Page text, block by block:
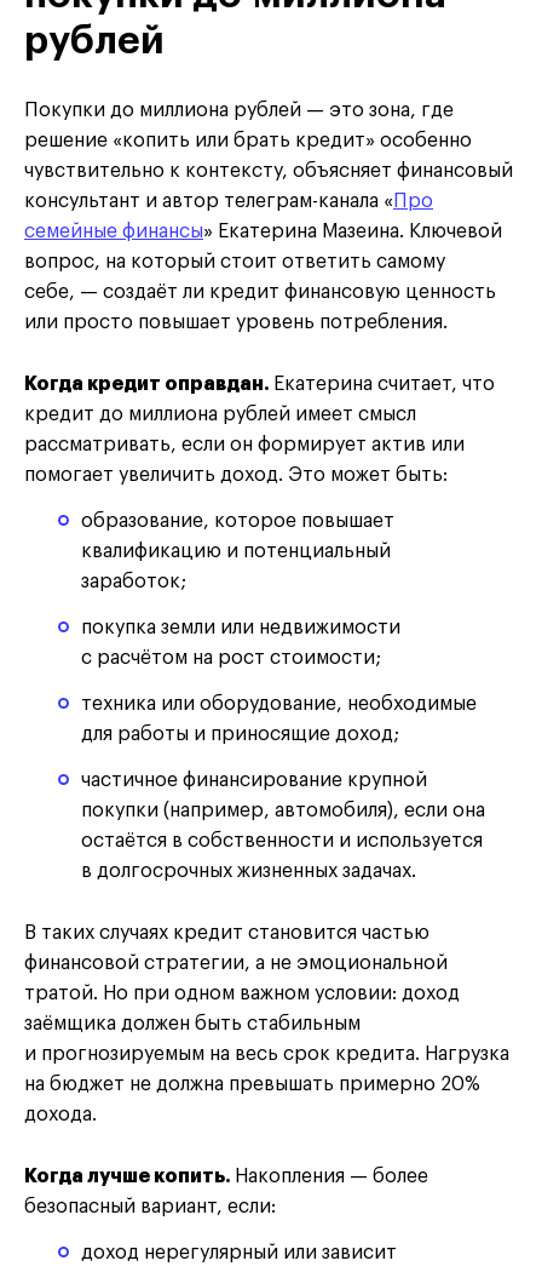
рублей
Покупки до миллиона рублей — это зона, где
решение «копить или брать кредит» особенно
чувствительно к контексту, объясняет финансовый
консультант и автор телеграм-канала « Про
семейные финансы» Екатерина Мазеина. Ключевой
вопрос, на который стоит ответить самому
себе, — создаёт ли кредит финансовую ценность
или просто повышает уровень потребления.
Когда кредит оправдан. Екатерина считает, что
кредит до миллиона рублей имеет смысл
рассматривать, если он формирует актив или
помогает увеличить доход. Это может быть:
образование, которое повышает
квалификацию и потенциальный
заработок;
покупка земли или недвижимости
с расчётом на рост стоимости;
техника или оборудование, необходимые
для работы и приносящие доход;
частичное финансирование крупной
покупки (например, автомобиля), если она
остаётся в собственности и используется
в долгосрочных жизненных задачах.
В таких случаях кредит становится частью
финансовой стратегии, а не эмоциональной
тратой. Но при одном важном условии: доход
заёмщика должен быть стабильным
и прогнозируемым на весь срок кредита. Нагрузка
на бюджет не должна превышать примерно 20%
дохода.
Когда лучше копить. Накопления — более
безопасный вариант, если:
доход нерегулярный или зависит